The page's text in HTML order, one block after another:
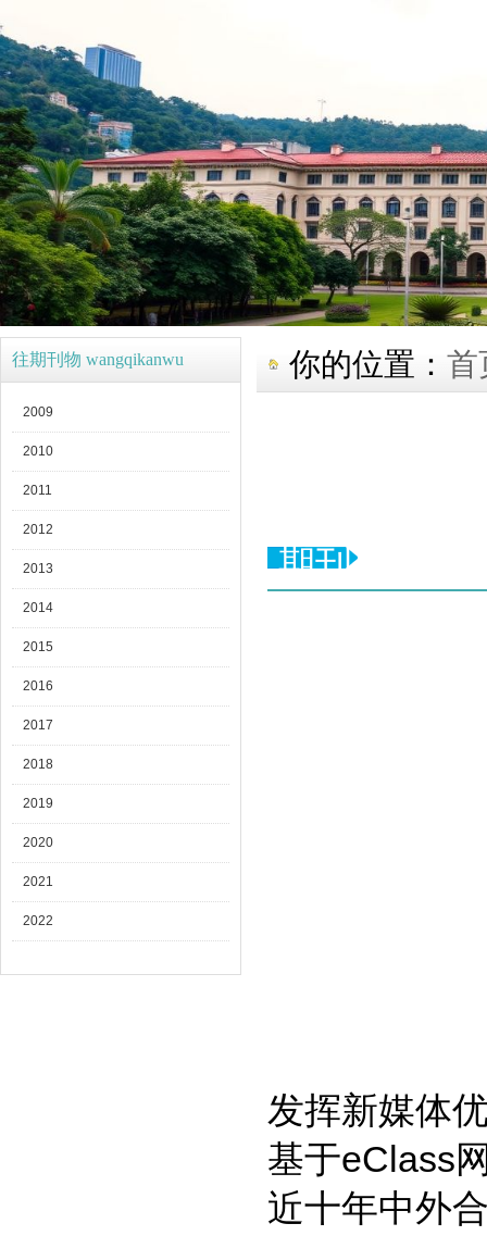
往期刊物 wangqikanwu
2009
2010
2011
2012
2013
2014
2015
2016
2017
2018
2019
2020
2021
2022
你的位置： 首
期刊目录
发挥新媒体
基于eClass
近十年中外